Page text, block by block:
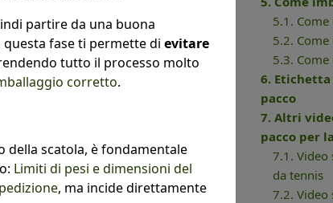
5.1.
5.2.
5.3.
6.
pacco
7. Altri
pacco per
7.1. Video
da tennis
7.2. Video
partire da una buona
fase ti permette di evitare
tutto il processo molto
corretto.
della scatola, è fondamentale
Limiti di pesi e dimensioni del
, ma incide direttamente